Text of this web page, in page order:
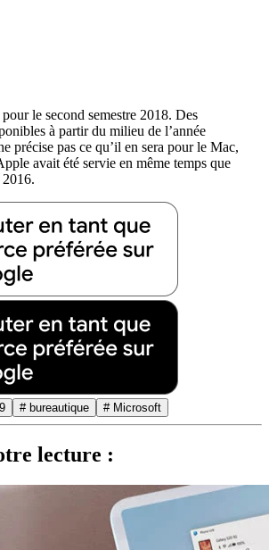
le second semestre 2018. Des
à partir du milieu de l’année
précise pas ce qu’il en sera pour le Mac,
avait été servie en même temps que
# bureautique # Microsoft
lecture :